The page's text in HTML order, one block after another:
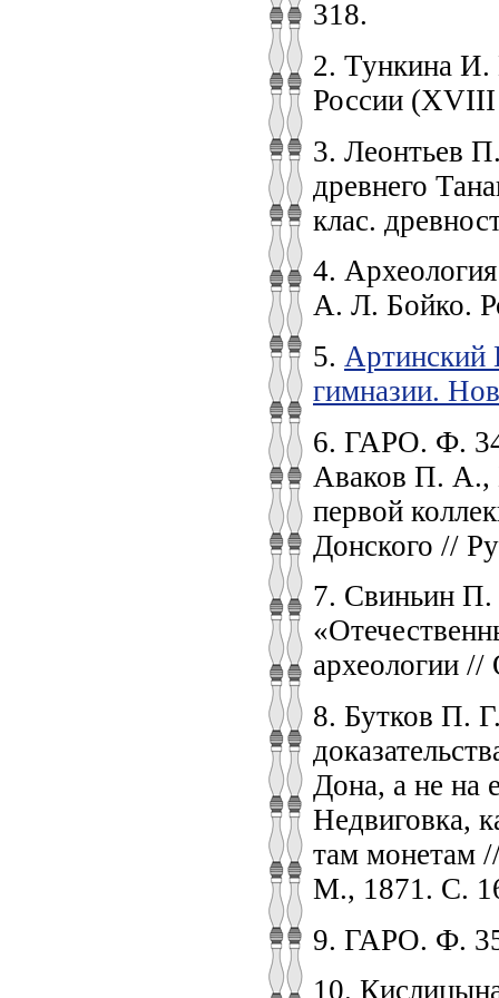
318.
2. Тункина И.
России
3. Леонтьев
древнего
клас.
4.
А. Л. Бойко.
5. Артинский
гимназии.
6. ГАРО. Ф.
Аваков П. А.,
первой
Донского //
7. Свиньин П.
археологии
8. Бутков П.
Дона, а не на
Недвиговка,
там монетам
М., 1871. С.
9. ГАРО. Ф.
10.